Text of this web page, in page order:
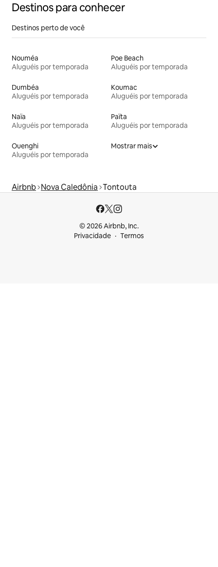
Destinos para conhecer
Destinos perto de você
Nouméa
Aluguéis por temporada
Poe Beach
Aluguéis por temporada
Dumbéa
Aluguéis por temporada
Koumac
Aluguéis por temporada
Naïa
Aluguéis por temporada
Païta
Aluguéis por temporada
Ouenghi
Aluguéis por temporada
Mostrar mais
Airbnb Nova Caledônia Tontouta
© 2026 Airbnb, Inc.
Privacidade
Termos